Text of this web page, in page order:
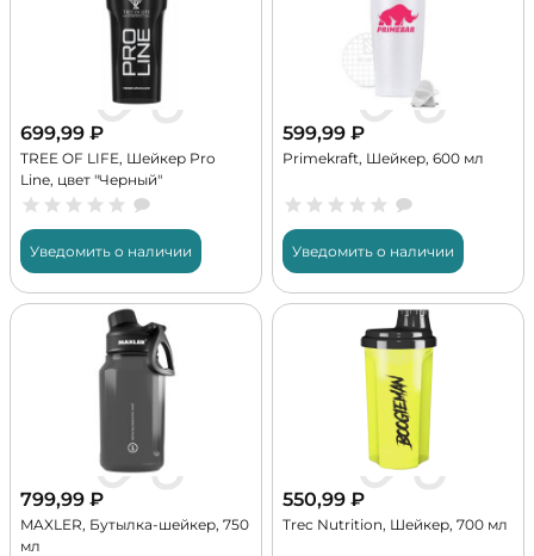
699,99 ₽
TREE OF LIFE, Шейкер Pro
Line, цвет "Черный"
Уведомить о наличии
599,99 ₽
Primekraft, Шейкер, 600 мл
Уведомить о наличии
799,99 ₽
MAXLER, Бутылка-шейкер, 750
мл
550,99 ₽
Trec Nutrition, Шейкер, 700 мл